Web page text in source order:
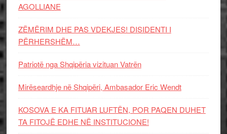
AGOLLIANE
ZËMËRIM DHE PAS VDEKJES! DISIDENTI I
PËRHERSHËM…
Patriotë nga Shqipëria vizituan Vatrën
Mirëseardhje në Shqipëri, Ambasador Eric Wendt
KOSOVA E KA FITUAR LUFTËN, POR PAQEN DUHET
TA FITOJË EDHE NË INSTITUCIONE!